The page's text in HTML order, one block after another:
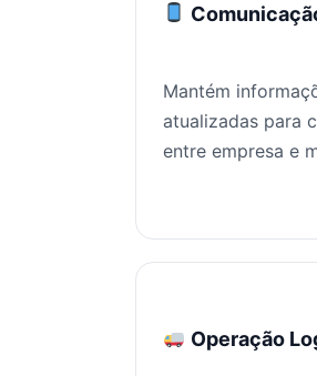
Mantém
atualizadas para
entre empresa e
Operação